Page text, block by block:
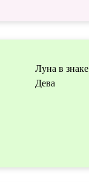
Луна в знаке
Дева